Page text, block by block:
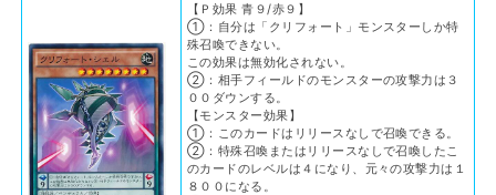
【Ｐ効果 青９/赤９】
①：自分は「クリフォート」モンスターしか特
殊召喚できない。
この効果は無効化されない。
②：相手フィールドのモンスターの攻撃力は３
００ダウンする。
【モンスター効果】
①：このカードはリリースなしで召喚できる。
②：特殊召喚またはリリースなしで召喚したこ
のカードのレベルは４になり、元々の攻撃力は１
８００になる。